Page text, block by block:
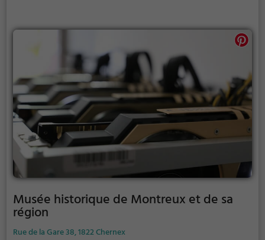
Musée historique de Montreux et de sa
région
Rue de la Gare 38, 1822 Chernex